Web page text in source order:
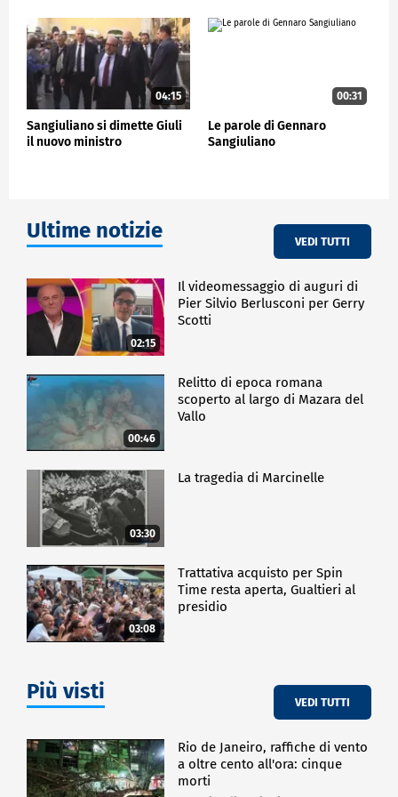
rispetto, che considero amica, e gli amici si
riconoscono anche nei momenti di difficoltà, non
solo nei momenti facili in cui tutto va bene. Lo dico a
titolo personale".
04:15
Sangiuliano si dimette Giuli
il nuovo ministro
00:31
Le parole di Gennaro
Sangiuliano
Ultime notizie VEDI TUTTI
02:15
Il videomessaggio di auguri di
Pier Silvio Berlusconi per Gerry
Scotti
00:46
Relitto di epoca romana
scoperto al largo di Mazara del
Vallo
03:30
La tragedia di Marcinelle
03:08
Trattativa acquisto per Spin
Time resta aperta, Gualtieri al
presidio
Più visti VEDI TUTTI
Rio de Janeiro, raffiche di vento
a oltre cento all'ora: cinque
morti